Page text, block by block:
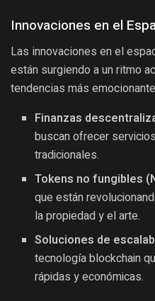
Innovaciones en el
Las innovaciones en el
están surgiendo a un ritmo
tendencias más
Finanzas
buscan ofrecer
tradicionales.
Tokens no fungibles
que están
la propiedad y el arte.
Soluciones de
tecnología blockchain
rápidas y económicas.